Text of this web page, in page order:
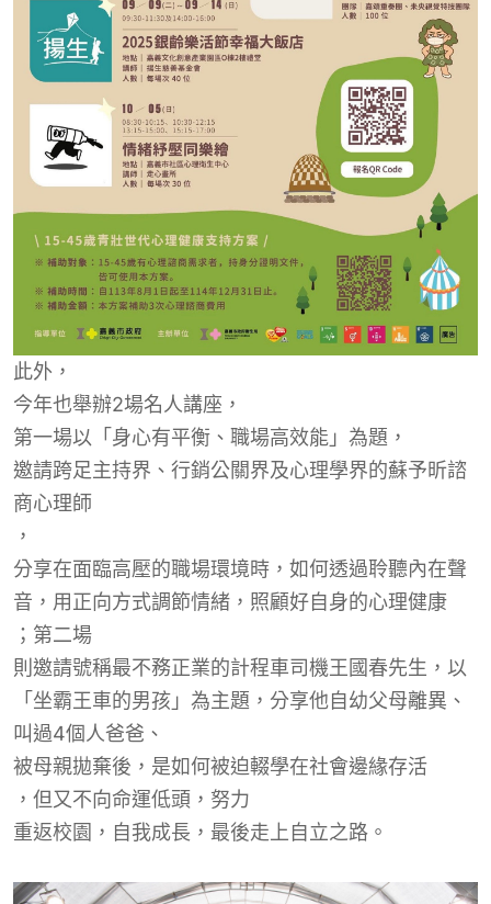
此外，
今年也舉辦2場名人講座，
第一場以「身心有平衡、職場高效能」為題，
邀請跨足主持界、行銷公關界及心理學界的蘇予昕諮
商心理師
，
分享在面臨高壓的職場環境時，如何透過聆聽內在聲
音，用正向方式調節情緒，照顧好自身的心理健康
；第二場
則邀請號稱最不務正業的計程車司機王國春先生，以
「坐霸王車的男孩」為主題，分享他自幼父母離異、
叫過4個人爸爸、
被母親拋棄後，是如何被迫輟學在社會邊緣存活
，但又不向命運低頭 ，努力
重返校園，自我成長，最後走上自立之路。